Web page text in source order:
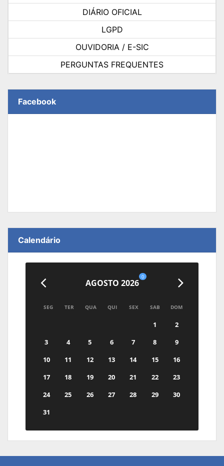
DIÁRIO OFICIAL
LGPD
OUVIDORIA / E-SIC
PERGUNTAS FREQUENTES
Facebook
Calendário
AGOSTO 2026
0
SEG TER QUA QUI SEX SAB DOM
1
2
3
4 5 6 7 8
9
10
11 12 13 14 15
16
17
18 19 20 21 22
23
24
25 26 27 28 29
30
31